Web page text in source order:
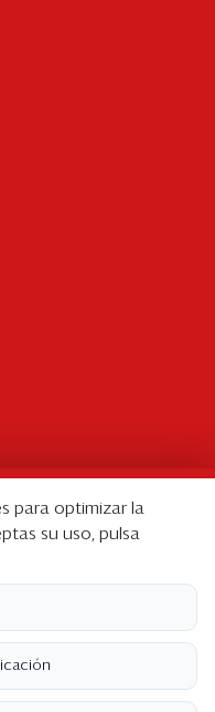
para optimizar la
su uso, pulsa